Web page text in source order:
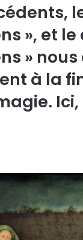
», et
»
à la
Ici,